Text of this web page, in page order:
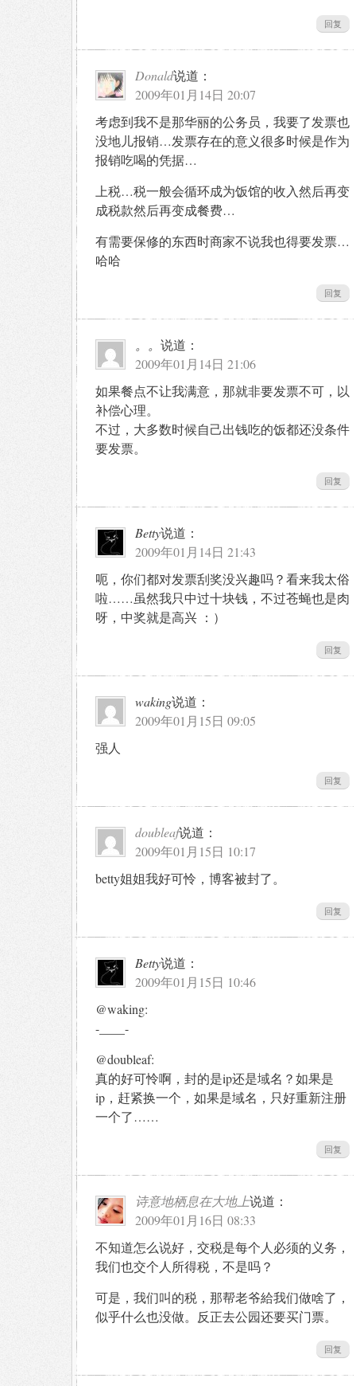
回复
Donald说道：
2009年01月14日 20:07
考虑到我不是那华丽的公务员，我要了发票也
没地儿报销…发票存在的意义很多时候是作为
报销吃喝的凭据…
上税…税一般会循环成为饭馆的收入然后再变
成税款然后再变成餐费…
有需要保修的东西时商家不说我也得要发票…
哈哈
回复
。。 说道：
2009年01月14日 21:06
如果餐点不让我满意，那就非要发票不可，以
补偿心理。
不过，大多数时候自己出钱吃的饭都还没条件
要发票。
回复
Betty说道：
2009年01月14日 21:43
呃，你们都对发票刮奖没兴趣吗？看来我太俗
啦……虽然我只中过十块钱，不过苍蝇也是肉
呀，中奖就是高兴 ：）
回复
waking说道：
2009年01月15日 09:05
强人
回复
doubleaf说道：
2009年01月15日 10:17
betty姐姐我好可怜，博客被封了。
回复
Betty说道：
2009年01月15日 10:46
@waking:
-____-
@doubleaf:
真的好可怜啊，封的是ip还是域名？如果是
ip，赶紧换一个，如果是域名，只好重新注册
一个了……
回复
诗意地栖息在大地上说道：
2009年01月16日 08:33
不知道怎么说好，交税是每个人必须的义务，
我们也交个人所得税，不是吗？
可是，我们叫的税，那帮老爷給我们做啥了，
似乎什么也没做。反正去公园还要买门票。
回复